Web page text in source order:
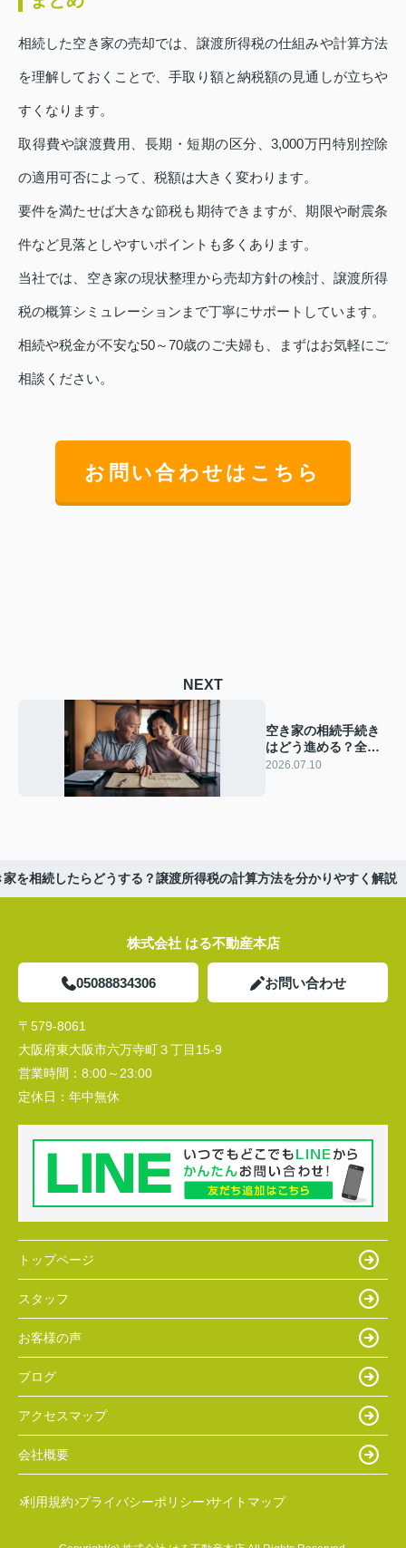
相続した空き家の売却では、譲渡所得税の仕組みや計算方法
を理解しておくことで、手取り額と納税額の見通しが立ちや
すくなります。
取得費や譲渡費用、長期・短期の区分、3,000万円特別控除
の適用可否によって、税額は大きく変わります。
要件を満たせば大きな節税も期待できますが、期限や耐震条
件など見落としやすいポイントも多くあります。
当社では、空き家の現状整理から売却方針の検討、譲渡所得
税の概算シミュレーションまで丁寧にサポートしています。
相続や税金が不安な50～70歳のご夫婦も、まずはお気軽にご
相談ください。
お問い合わせはこちら
NEXT
空き家の相続手続き
はどう進める？全体
の流れと50代以降夫
2026.07.10
家を相続したらどうする？譲渡所得税の計算方法を分かりやすく解説
株式会社 はる不動産本店
05088834306 お問い合わせ
〒579-8061
大阪府東大阪市六万寺町３丁目15-9
営業時間： 8:00～23:00
定休日： 年中無休
トップページ
スタッフ
お客様の声
ブログ
アクセスマップ
会社概要
利用規約 プライバシーポリシー サイトマップ